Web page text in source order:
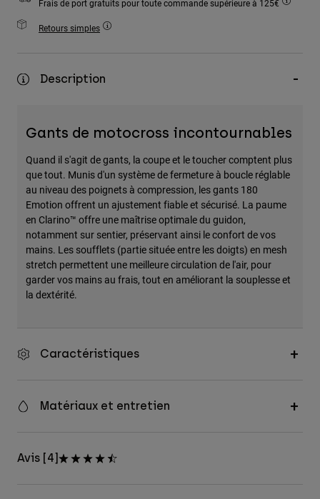
Accessoires
Chapeaux et Casquettes
Frais de port gratuits pour toute commande supérieure à 125€
Retours simples
Description
Gants de motocross incontournables
Quand il s'agit de gants, la coupe et le toucher comptent plus
que tout. Munis d'un système de fermeture à boucle réglable
au niveau des poignets à compression, les gants 180
Emotion offrent un ajustement fiable et sécurisé. La paume
en Clarino™ offre une maîtrise optimale du guidon,
notamment sur sentier, préservant ainsi le confort de vos
mains. Les soufflets (partie située entre les doigts) en mesh
stretch permettent une meilleure circulation de l'air, pour
garder vos mains au frais, tout en améliorant la souplesse et
la dextérité.
Caractéristiques
Matériaux et entretien
Avis [4]